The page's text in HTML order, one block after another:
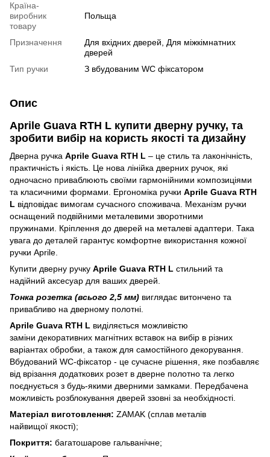
Країна-
виробник
товару
Польща
Призначення
Для вхідних дверей, Для міжкімнатних
дверей
Тип ручки
З вбудованим WC фіксатором
Опис
Aprile Guava RTH L купити дверну ручку, та
зробити вибір на користь якості та дизайну
Дверна ручка Aprile Guava RTH L – це стиль та лаконічність,
практичність і якість. Це нова лінійка дверних ручок, які
одночасно приваблюють своїми гармонійними композиціями
та класичними формами. Ергономіка ручки Aprile Guava RTH
L відповідає вимогам сучасного споживача. Механізм ручки
оснащений подвійними металевими зворотними
пружинами. Кріплення до дверей на металеві адаптери. Така
увага до деталей гарантує комфортне використання кожної
ручки Aprile.
Купити дверну ручку Aprile Guava RTH L стильний та
надійний аксесуар для ваших дверей.
Тонка розетка (всього 2,5 мм) виглядає витончено та
привабливо на дверному полотні.
Aprile Guava RTH L виділяється можливістю
заміни декоративних магнітних вставок на вибір в різних
варіантах обробки, а також для самостійного декорування.
Вбудований WC-фіксатор - це сучасне рішення, яке позбавляє
від врізання додаткових розет в дверне полотно та легко
поєднується з будь-якими дверними замками. Передбачена
можливість розблокування дверей ззовні за необхідності.
Матеріал виготовлення: ZAMAK (сплав металів
найвищої якості);
Покриття: багатошарове гальванічне;